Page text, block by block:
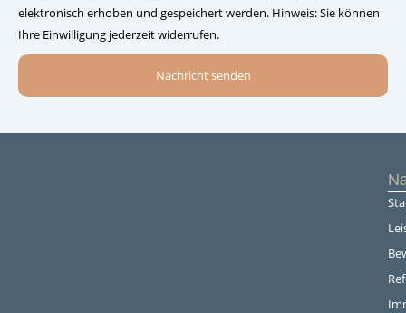
elektronisch erhoben und gespeichert werden. Hinweis: Sie können
Ihre Einwilligung jederzeit widerrufen.
Nachricht senden